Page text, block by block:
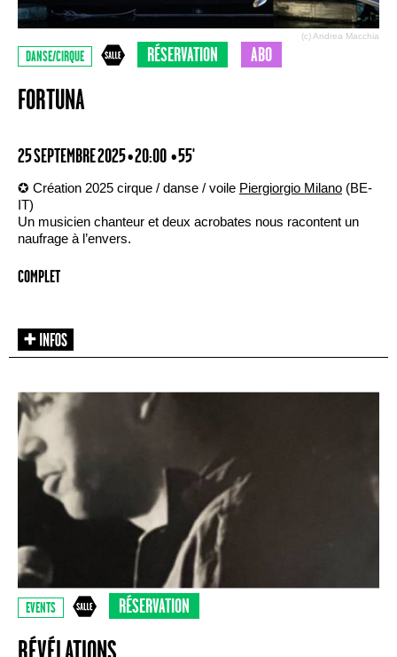
(c) Andrea Macchia
DANSE/CIRQUE RÉSERVATION ABO
FORTUNA
25 SEPTEMBRE 2025 • 20:00 • 55'
✪ Création 2025 cirque / danse / voile Piergiorgio Milano (BE-
IT)
Un musicien chanteur et deux acrobates nous racontent un
naufrage à l’envers.
COMPLET
EVENTS RÉSERVATION